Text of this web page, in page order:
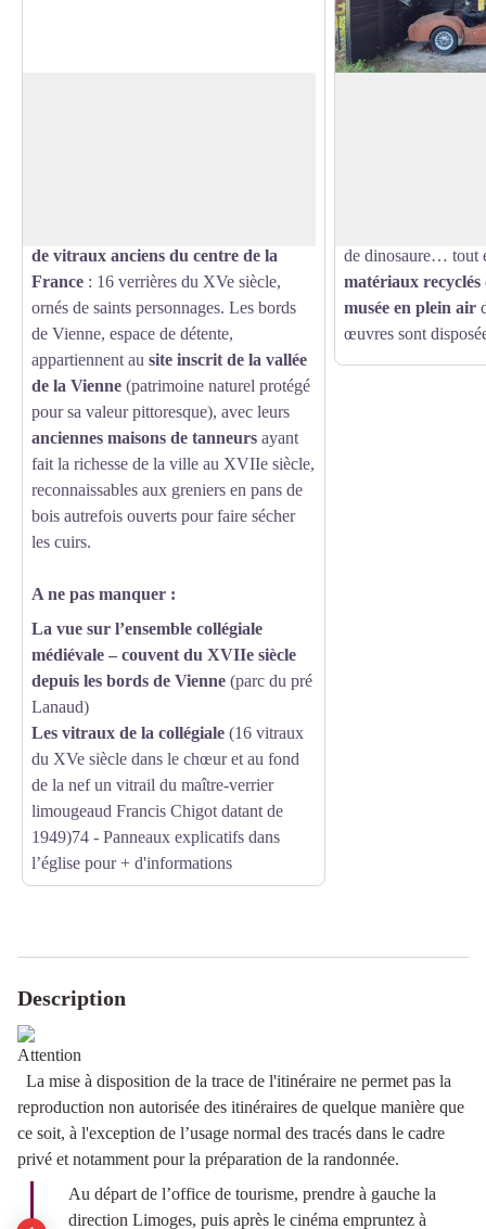
de vitraux anciens du centre de la
France : 16 verrières du XVe siècle,
ornés de saints personnages. Les bords
de Vienne, espace de détente,
appartiennent au site inscrit de la vallée
de la Vienne (patrimoine naturel protégé
pour sa valeur pittoresque), avec leurs
anciennes maisons de tanneurs ayant
fait la richesse de la ville au XVIIe siècle,
reconnaissables aux greniers en pans de
bois autrefois ouverts pour faire sécher
les cuirs.
A ne pas manquer :
La vue sur l’ensemble collégiale
médiévale – couvent du XVIIe siècle
depuis les bords de Vienne (parc du pré
Lanaud)
Les vitraux de la collégiale (16 vitraux
du XVe siècle dans le chœur et au fond
de la nef un vitrail du maître-verrier
limougeaud Francis Chigot datant de
1949)74 - Panneaux explicatifs dans
l’église pour + d'informations
de dinosaure… tout
matériaux recyclés
musée en plein air
œuvres sont
Description
La mise à disposition de la trace de l'itinéraire ne permet pas la
reproduction non autorisée des itinéraires de quelque manière que
ce soit, à l'exception de l’usage normal des tracés dans le cadre
privé et notamment pour la préparation de la randonnée.
Au départ de l’office de tourisme, prendre à gauche la
direction Limoges, puis après le cinéma empruntez à